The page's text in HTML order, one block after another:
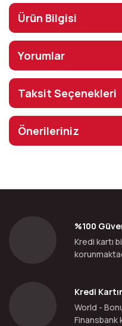
Ürün Bilgisi
Yorumlar
Taksit Seçenekleri
Önerileriniz
%100
Kredi kartı
Kredi
World -
Finansbank